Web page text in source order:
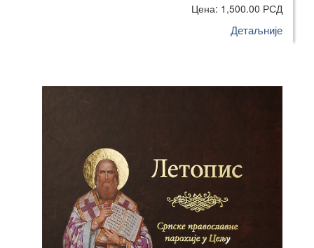
Цена: 1,500.00 РСД
Детаљније